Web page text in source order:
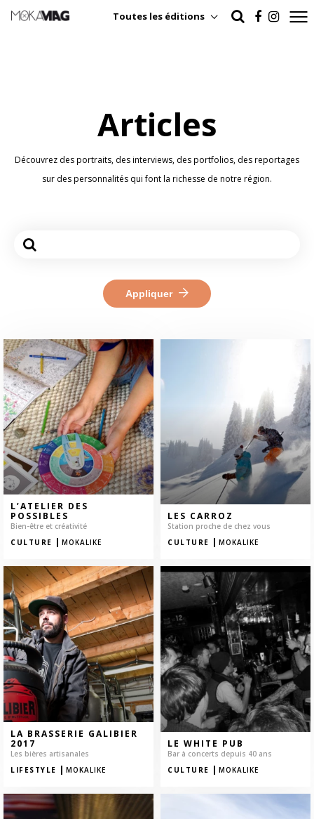
Toutes les éditions
Articles
Découvrez des portraits, des interviews, des portfolios, des reportages
sur des personnalités qui font la richesse de notre région.
Appliquer
L’ATELIER DES
POSSIBLES
Bien-être et créativité
CULTURE | MOKALIKE
LES CARROZ
Station proche de chez vous
CULTURE | MOKALIKE
LA BRASSERIE GALIBIER
2017
Les bières artisanales
LIFESTYLE | MOKALIKE
LE WHITE PUB
Bar à concerts depuis 40 ans
CULTURE | MOKALIKE